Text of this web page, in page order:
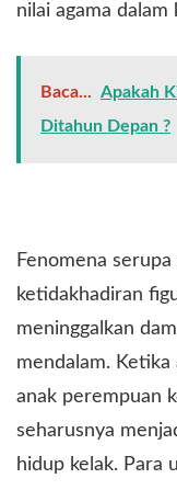
nilai agama
Baca... Apakah
Ditahun Depan ?
Fenomena
ketidakhadiran
meninggalkan
mendalam.
anak perempuan
seharusnya
hidup kelak. Para